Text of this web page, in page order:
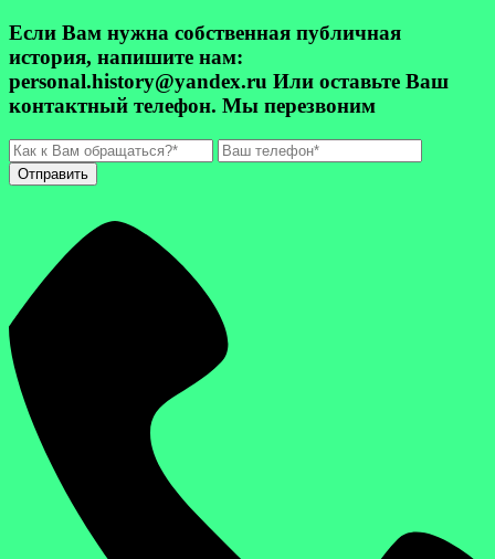
Если Вам нужна собственная публичная
история, напишите нам:
personal.history@yandex.ru Или оставьте Ваш
контактный телефон. Мы перезвоним
Отправить